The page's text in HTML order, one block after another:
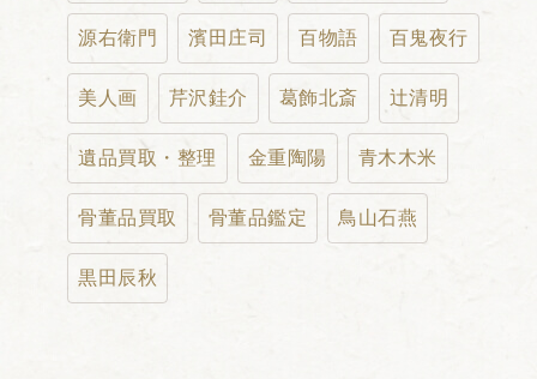
源右衛門 濱田庄司 百物語 百鬼夜行
美人画 芹沢銈介 葛飾北斎 辻清明
遺品買取・整理 金重陶陽 青木木米
骨董品買取 骨董品鑑定 鳥山石燕
黒田辰秋